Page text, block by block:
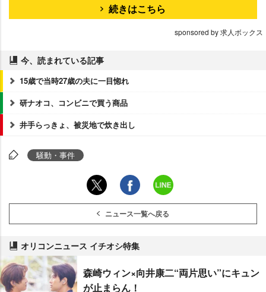
続きはこちら
sponsored by 求人ボックス
今、読まれている記事
15歳で当時27歳の夫に一目惚れ
研ナオコ、コンビニで買う商品
井手らっきょ、被災地で炊き出し
騒動・事件
ニュース一覧へ戻る
オリコンニュース イチオシ特集
森崎ウィン×向井康二“両片思い”にキュン
が止まらん！